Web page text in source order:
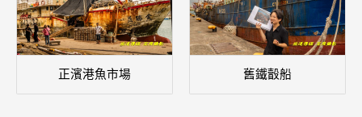
正濱港魚市場 舊鐵瞉船